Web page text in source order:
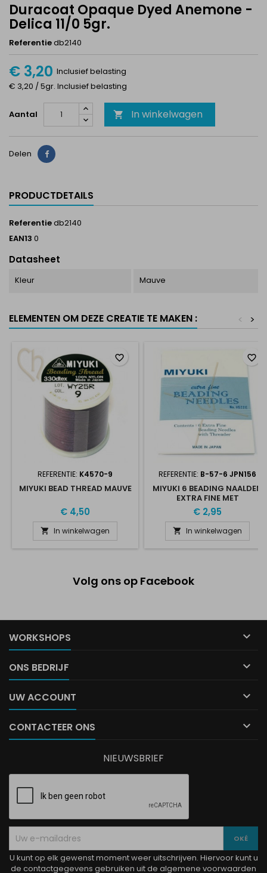
Duracoat Opaque Dyed Anemone -
Delica 11/0 5gr.
Referentiedb2140
€ 3,20 Inclusief belasting
€ 3,20 / 5gr. Inclusief belasting
Aantal  In winkelwagen
Delen Delen
PRODUCTDETAILS
Referentiedb2140
EAN13 0
Datasheet
Kleur Mauve
ELEMENTEN OM DEZE CREATIE TE MAKEN : >
<
REFERENTIE: K4570-9
MIYUKI BEAD THREAD MAUVE
€ 4,50
 In winkelwagen
favorite_border
REFERENTIE: B-57-6 JPN156
MIYUKI 6 BEADING NAALDEN
EXTRA FINE MET
DRAADSTEKER
€ 2,95
 In winkelwagen
favorite_border
Volg ons op Facebook
WORKSHOPS 
ONS BEDRIJF 
UW ACCOUNT 
CONTACTEER ONS 
NIEUWSBRIEF
U kunt op elk gewenst moment weer uitschrijven. Hiervoor kunt u
de contactgegevens gebruiken uit de algemene voorwaarden